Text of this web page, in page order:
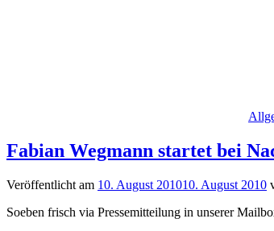
Fabian Wegmann startet bei
Veröffentlicht am 10. August 201010. August 2010
Soeben frisch via Pressemitteilung in unserer